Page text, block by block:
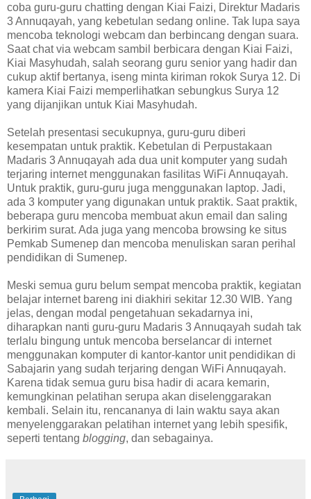
coba guru-guru chatting dengan Kiai Faizi, Direktur Madaris
3 Annuqayah, yang kebetulan sedang online. Tak lupa saya
mencoba teknologi webcam dan berbincang dengan suara.
Saat chat via webcam sambil berbicara dengan Kiai Faizi,
Kiai Masyhudah, salah seorang guru senior yang hadir dan
cukup aktif bertanya, iseng minta kiriman rokok Surya 12. Di
kamera Kiai Faizi memperlihatkan sebungkus Surya 12
yang dijanjikan untuk Kiai Masyhudah.
Setelah presentasi secukupnya, guru-guru diberi
kesempatan untuk praktik. Kebetulan di Perpustakaan
Madaris 3 Annuqayah ada dua unit komputer yang sudah
terjaring internet menggunakan fasilitas WiFi Annuqayah.
Untuk praktik, guru-guru juga menggunakan laptop. Jadi,
ada 3 komputer yang digunakan untuk praktik. Saat praktik,
beberapa guru mencoba membuat akun email dan saling
berkirim surat. Ada juga yang mencoba browsing ke situs
Pemkab Sumenep dan mencoba menuliskan saran perihal
pendidikan di Sumenep.
Meski semua guru belum sempat mencoba praktik, kegiatan
belajar internet bareng ini diakhiri sekitar 12.30 WIB. Yang
jelas, dengan modal pengetahuan sekadarnya ini,
diharapkan nanti guru-guru Madaris 3 Annuqayah sudah tak
terlalu bingung untuk mencoba berselancar di internet
menggunakan komputer di kantor-kantor unit pendidikan di
Sabajarin yang sudah terjaring dengan WiFi Annuqayah.
Karena tidak semua guru bisa hadir di acara kemarin,
kemungkinan pelatihan serupa akan diselenggarakan
kembali. Selain itu, rencananya di lain waktu saya akan
menyelenggarakan pelatihan internet yang lebih spesifik,
seperti tentang blogging, dan sebagainya.